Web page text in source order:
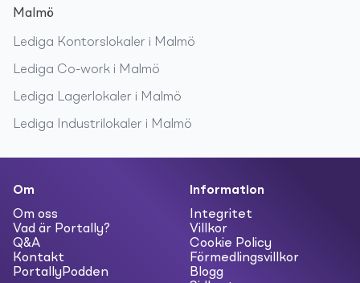
Malmö
Lediga Kontorslokaler i Malmö
Lediga Co-work i Malmö
Lediga Lagerlokaler i Malmö
Lediga Industrilokaler i Malmö
Om
Om oss
Vad är Portally?
Q&A
Kontakt
PortallyPodden
Information
Integritet
Villkor
Cookie Policy
Förmedlingsvillkor
Blogg